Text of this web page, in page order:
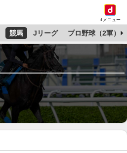
dメニュー
競馬 Jリーグ プロ野球（2軍）